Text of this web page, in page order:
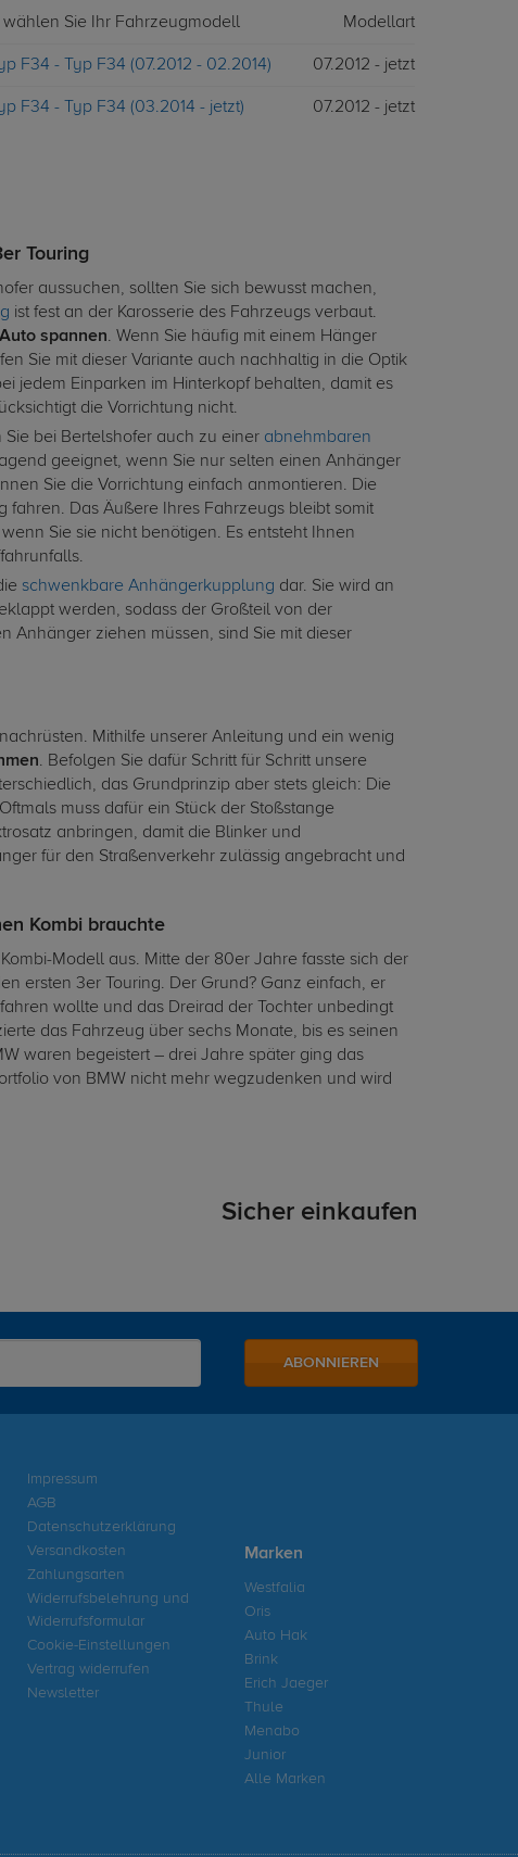
wählen Sie Ihr Fahrzeugmodell Modellart
F34 - Typ F34 (07.2012 - 02.2014) 07.2012 - jetzt
F34 - Typ F34 (03.2014 - jetzt) 07.2012 - jetzt
Touring
aussuchen, sollten Sie sich bewusst machen,
ist fest an der Karosserie des Fahrzeugs verbaut.
spannen. Wenn Sie häufig mit einem Hänger
Sie mit dieser Variante auch nachhaltig in die Optik
jedem Einparken im Hinterkopf behalten, damit es
die Vorrichtung nicht.
bei Bertelshofer auch zu einer abnehmbaren
geeignet, wenn Sie nur selten einen Anhänger
Sie die Vorrichtung einfach anmontieren. Die
Das Äußere Ihres Fahrzeugs bleibt somit
Sie sie nicht benötigen. Es entsteht Ihnen
schwenkbare Anhängerkupplung dar. Sie wird an
werden, sodass der Großteil von der
Anhänger ziehen müssen, sind Sie mit dieser
Mithilfe unserer Anleitung und ein wenig
. Befolgen Sie dafür Schritt für Schritt unsere
das Grundprinzip aber stets gleich: Die
muss dafür ein Stück der Stoßstange
anbringen, damit die Blinker und
für den Straßenverkehr zulässig angebracht und
Kombi brauchte
Modell aus. Mitte der 80er Jahre fasste sich der
ersten 3er Touring. Der Grund? Ganz einfach, er
wollte und das Dreirad der Tochter unbedingt
das Fahrzeug über sechs Monate, bis es seinen
waren begeistert – drei Jahre später ging das
von BMW nicht mehr wegzudenken und wird
Sicher einkaufen
ABONNIEREN
Impressum
AGB
Datenschutzerklärung
Versandkosten
Zahlungsarten
Widerrufsbelehrung und
Widerrufsformular
Cookie-Einstellungen
Vertrag widerrufen
Newsletter
Marken
Westfalia
Oris
Auto Hak
Brink
Erich Jaeger
Thule
Menabo
Junior
Alle Marken